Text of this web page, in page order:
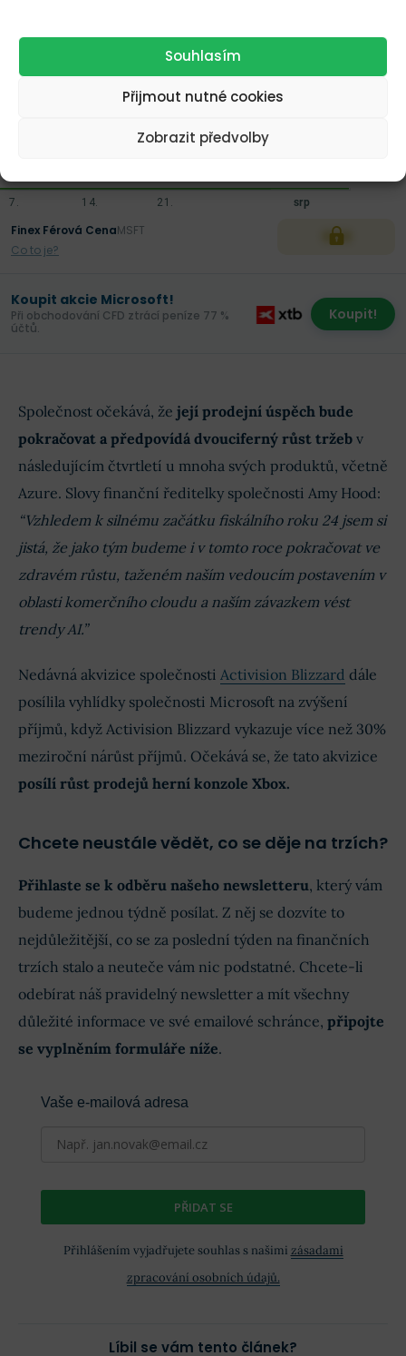
Souhlasím
Přijmout nutné cookies
Zobrazit předvolby
/ MSFT
Finex Férová CenaMSFT
Co to je?
XXX
Koupit akcie Microsoft!
Při obchodování CFD ztrácí peníze 77 %
účtů.
Koupit!
Společnost očekává, že její prodejní úspěch bude
pokračovat a předpovídá dvouciferný růst tržeb v
následujícím čtvrtletí u mnoha svých produktů, včetně
Azure. Slovy finanční ředitelky společnosti Amy Hood:
“Vzhledem k silnému začátku fiskálního roku 24 jsem si
jistá, že jako tým budeme i v tomto roce pokračovat ve
zdravém růstu, taženém naším vedoucím postavením v
oblasti komerčního cloudu a naším závazkem vést
trendy AI.”
Nedávná akvizice společnosti Activision Blizzard dále
posílila vyhlídky společnosti Microsoft na zvýšení
příjmů, když Activision Blizzard vykazuje více než 30%
meziroční nárůst příjmů. Očekává se, že tato akvizice
posílí růst prodejů herní konzole Xbox.
Chcete neustále vědět, co se děje na trzích?
Přihlaste se k odběru našeho newsletteru, který vám
budeme jednou týdně posílat. Z něj se dozvíte to
nejdůležitější, co se za poslední týden na finančních
trzích stalo a neuteče vám nic podstatné. Chcete-li
odebírat náš pravidelný newsletter a mít všechny
důležité informace ve své emailové schránce, připojte
se vyplněním formuláře níže.
Vaše e-mailová adresa
PŘIDAT SE
Přihlášením vyjadřujete souhlas s našimi zásadami
zpracování osobních údajů.
Líbil se vám tento článek?